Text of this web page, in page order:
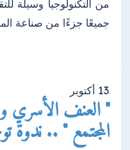
من التكنولوجيا وسيلة
جميعًا جزءًا من صناعة
13 أكتوبر
" العنف الأسري
المجتمع " .. ندوة